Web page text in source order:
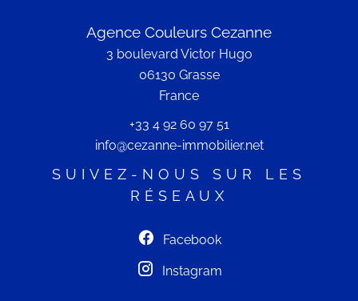
Agence Couleurs Cezanne
3 boulevard Victor Hugo
06130 Grasse
France
+33 4 92 60 97 51
info@cezanne-immobilier.net
SUIVEZ-NOUS SUR LES
RÉSEAUX
Facebook
Instagram